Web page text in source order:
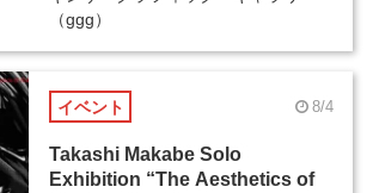
（ggg）
イベント 8/4
Takashi Makabe Solo
Exhibition “The Aesthetics of